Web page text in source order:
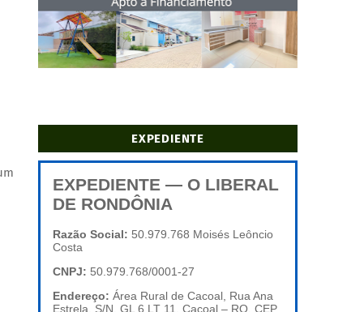
EXPEDIENTE
EXPEDIENTE — O LIBERAL
DE RONDÔNIA
Razão Social: 50.979.768 Moisés Leôncio
Costa
CNPJ: 50.979.768/0001-27
Endereço: Área Rural de Cacoal, Rua Ana
Estrela, S/N, GL 6 LT 11, Cacoal – RO, CEP